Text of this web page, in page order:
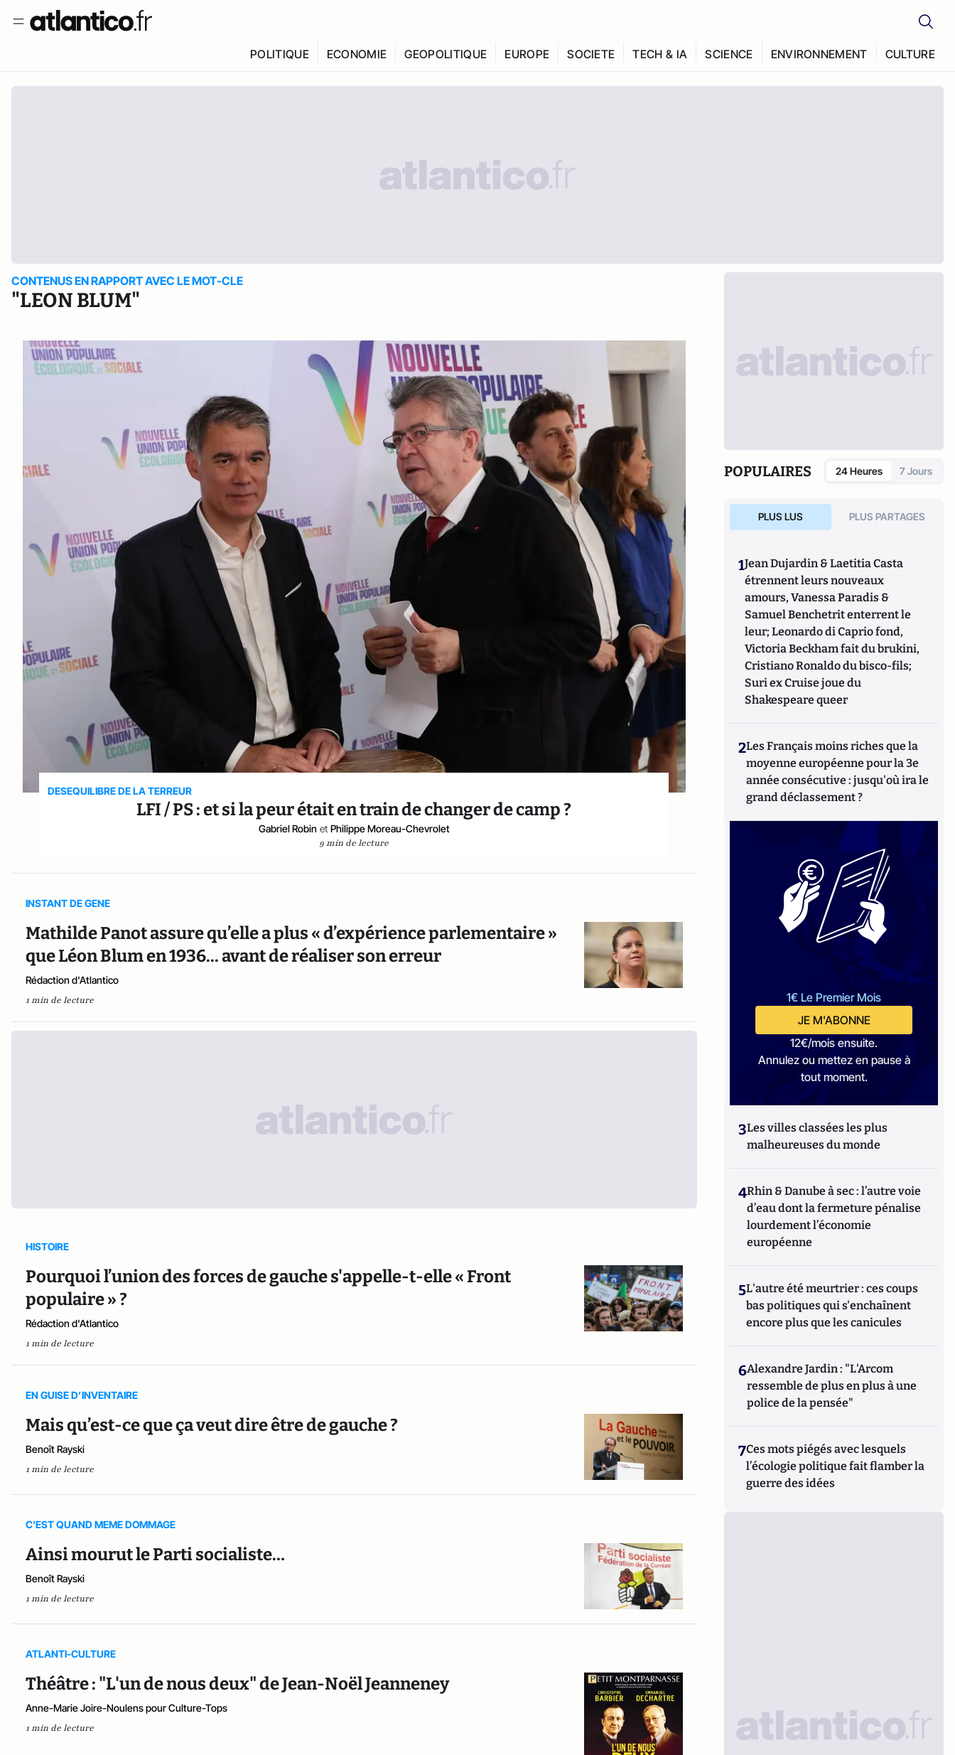
POLITIQUE ECONOMIE GEOPOLITIQUE EUROPE SOCIETE TECH & IA SCIENCE ENVIRONNEMENT CULTURE
CONTENUS EN RAPPORT AVEC LE MOT-CLE
"LEON BLUM"
DESEQUILIBRE DE LA TERREUR
LFI / PS : et si la peur était en train de changer de camp ?
Gabriel Robin et Philippe Moreau-Chevrolet
9 min de lecture
INSTANT DE GENE
Mathilde Panot assure qu’elle a plus « d’expérience parlementaire »
que Léon Blum en 1936... avant de réaliser son erreur
Rédaction d'Atlantico
1 min de lecture
HISTOIRE
Pourquoi l’union des forces de gauche s'appelle-t-elle « Front
populaire » ?
Rédaction d'Atlantico
1 min de lecture
EN GUISE D’INVENTAIRE
Mais qu’est-ce que ça veut dire être de gauche ?
Benoît Rayski
1 min de lecture
C'EST QUAND MEME DOMMAGE
Ainsi mourut le Parti socialiste…
Benoît Rayski
1 min de lecture
ATLANTI-CULTURE
Théâtre : "L'un de nous deux" de Jean-Noël Jeanneney
Anne-Marie Joire-Noulens pour Culture-Tops
1 min de lecture
POPULAIRES 24 Heures 7 Jours
PLUS LUS PLUS PARTAGES
1Jean Dujardin & Laetitia Casta
étrennent leurs nouveaux
amours, Vanessa Paradis &
Samuel Benchetrit enterrent le
leur; Leonardo di Caprio fond,
Victoria Beckham fait du brukini,
Cristiano Ronaldo du bisco-fils;
Suri ex Cruise joue du
Shakespeare queer
2Les Français moins riches que la
moyenne européenne pour la 3e
année consécutive : jusqu'où ira le
grand déclassement ?
1€ Le Premier Mois
JE M'ABONNE
12€/mois ensuite.
Annulez ou mettez en pause à
tout moment.
3Les villes classées les plus
malheureuses du monde
4Rhin & Danube à sec : l’autre voie
d’eau dont la fermeture pénalise
lourdement l’économie
européenne
5L'autre été meurtrier : ces coups
bas politiques qui s'enchaînent
encore plus que les canicules
6Alexandre Jardin : "L'Arcom
ressemble de plus en plus à une
police de la pensée"
7Ces mots piégés avec lesquels
l’écologie politique fait flamber la
guerre des idées